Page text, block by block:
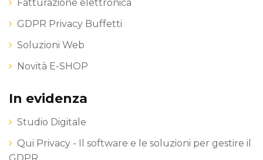
Fatturazione elettronica
GDPR Privacy Buffetti
Soluzioni Web
Novità E-SHOP
In evidenza
Studio Digitale
Qui Privacy - Il software e le soluzioni per gestire il